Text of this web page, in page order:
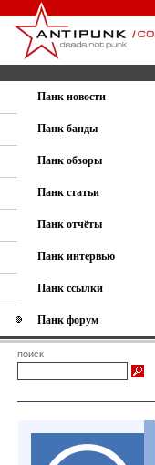
Панк новости
Панк банды
Панк обзоры
Панк статьи
Панк отчёты
Панк интервью
Панк ссылки
Панк форум
поиск